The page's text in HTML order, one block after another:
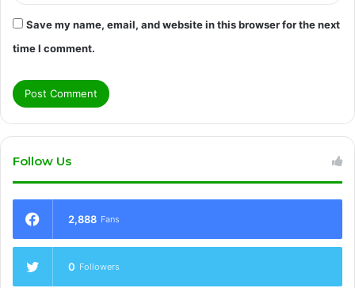
Save my name, email, and website in this browser for the next
time I comment.
Follow Us
2,888 Fans
0 Followers